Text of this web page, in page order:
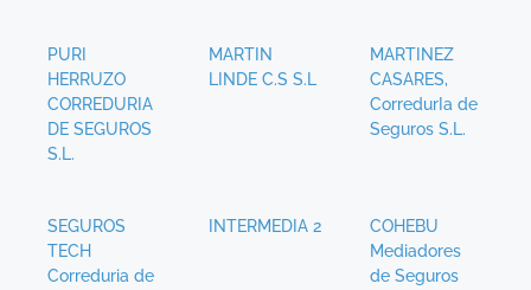
PURI
HERRUZO
CORREDURIA
DE SEGUROS
S.L.
MARTIN
LINDE C.S S.L
MARTINEZ
CASARES,
CorredurIa de
Seguros S.L.
SEGUROS
TECH
Correduria de
INTERMEDIA 2
COHEBU
Mediadores
de Seguros